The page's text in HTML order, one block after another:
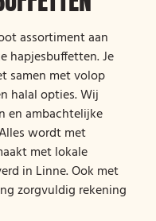
assortiment aan
hapjesbuffetten. Je
samen met volop
halal opties. Wij
en ambachtelijke
wordt met
met lokale
in Linne. Ook met
zorgvuldig rekening